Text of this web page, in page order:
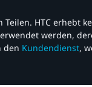
HTC erhebt
werden,
den Kundendienst,